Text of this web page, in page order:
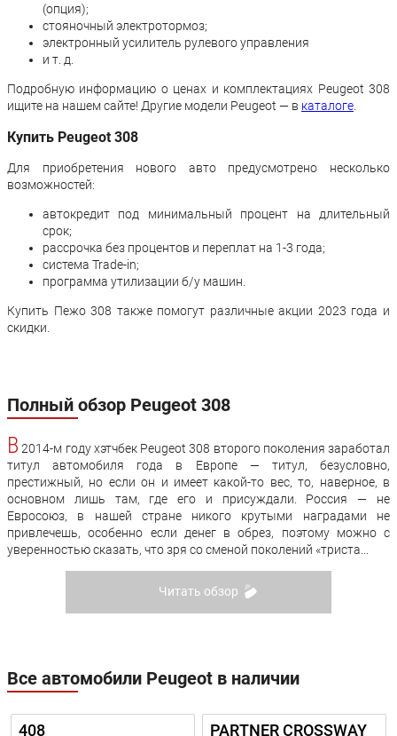
(опция);
стояночный электротормоз;
электронный усилитель рулевого управления
и т. д.
Подробную информацию о ценах и комплектациях Peugeot 308
ищите на нашем сайте! Другие модели Peugeot — в каталоге
Купить Peugeot 308
Для приобретения нового авто предусмотрено несколько
возможностей:
автокредит под минимальный процент на длительный
срок;
рассрочка без процентов и переплат на 1-3 года;
система Trade-in;
программа утилизации б/у машин.
Купить Пежо 308 также помогут различные акции 2023 года и
скидки.
Полный обзор Peugeot 308
В 2014-м году хэтчбек Peugeot 308 второго поколения заработал
титул автомобиля года в Европе — титул, безусловно,
престижный, но если он и имеет какой-то вес, то, наверное, в
основном лишь там, где его и присуждали. Россия — не
Евросоюз, в нашей стране никого крутыми наградами не
привлечешь, особенно если денег в обрез, поэтому можно с
уверенностью сказать, что зря со сменой поколений «триста...
Читать обзор
Все автомобили Peugeot в наличии
408 PARTNER CROSSWAY